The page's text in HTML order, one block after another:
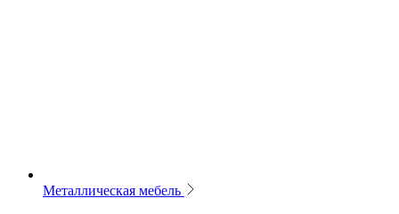
Металлическая мебель